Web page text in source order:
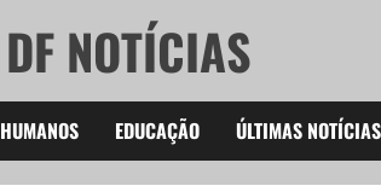
NOTÍCIAS
EDUCAÇÃO ÚLTIMAS NOTÍCIAS